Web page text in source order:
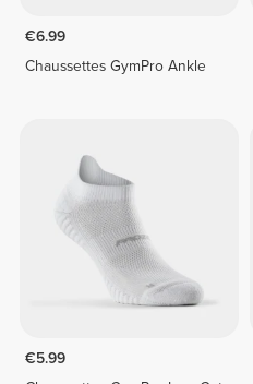
€6.99
Chaussettes GymPro Ankle
€5.99